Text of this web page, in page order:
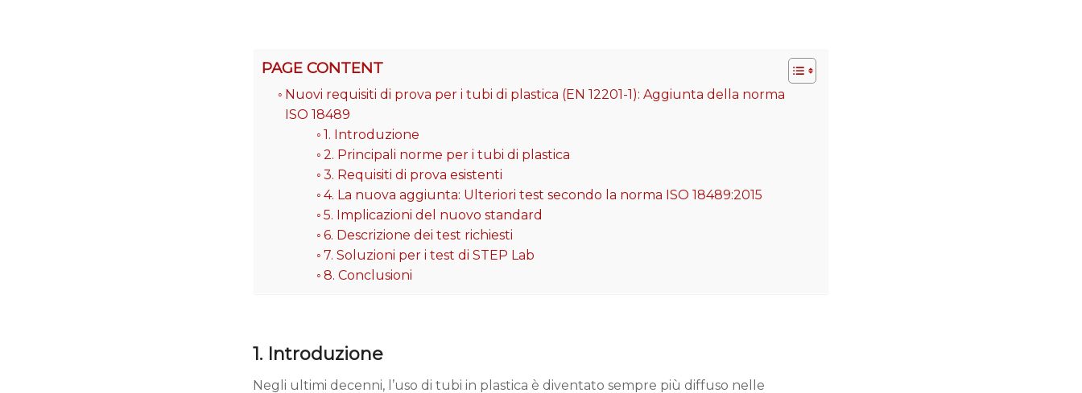
PAGE CONTENT
Nuovi requisiti di prova per i tubi di plastica (EN 12201-1): Aggiunta della norma
ISO 18489
1. Introduzione
2. Principali norme per i tubi di plastica
3. Requisiti di prova esistenti
4. La nuova aggiunta: Ulteriori test secondo la norma ISO 18489:2015
5. Implicazioni del nuovo standard
6. Descrizione dei test richiesti
7. Soluzioni per i test di STEP Lab
8. Conclusioni
1. Introduzione
Negli ultimi decenni, l’uso di tubi in plastica è diventato sempre più diffuso nelle